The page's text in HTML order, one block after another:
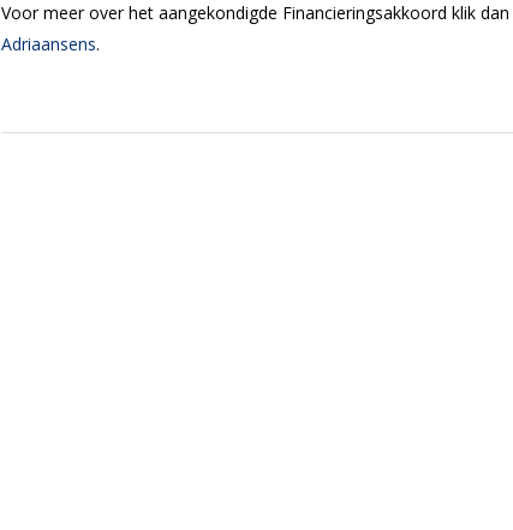
Voor meer over het aangekondigde Financieringsakkoord klik
Adriaansens.